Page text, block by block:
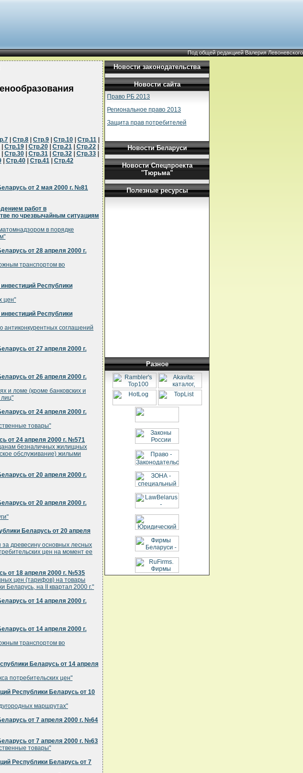
Под общей редакцией Валерия Левоневского
Стр.8 Стр.9 Стр.10 Стр.11
| Стр.19| Стр.20| Стр.21| Стр.22|
| Стр.30| Стр.31| Стр.32| Стр.33|
| Стр.40| Стр.41| Стр.42
от 2 мая 2000 г. №81
работ в
по чрезвычайным ситуациям
в порядке
от 28 апреля 2000 г.
транспортом во
Республики
цен"
Республики
соглашений
от 27 апреля 2000 г.
от 26 апреля 2000 г.
и ломе (кроме банковских и
лиц"
от 24 апреля 2000 г.
товары"
от 24 апреля 2000 г. №571
безналичных жилищных
обслуживание) жилыми
от 20 апреля 2000 г.
от 20 апреля 2000 г.
Беларусь от 20 апреля
древесину основных лесных
цен на момент ее
от 18 апреля 2000 г. №535
цен (тарифов) на товары
Беларусь, на II квартал 2000 г."
от 14 апреля 2000 г.
от 14 апреля 2000 г.
транспортом во
Беларусь от 14 апреля
потребительских цен"
Республики Беларусь от 10
маршрутах"
от 7 апреля 2000 г. №64
от 7 апреля 2000 г. №63
товары"
Республики Беларусь от 7
Новости законодательства
Новости сайта
Право РБ 2013
Региональное право 2013
Защита прав потребителей
Новости Беларуси
Новости Спецпроекта
"Тюрьма"
Полезные ресурсы
Разное